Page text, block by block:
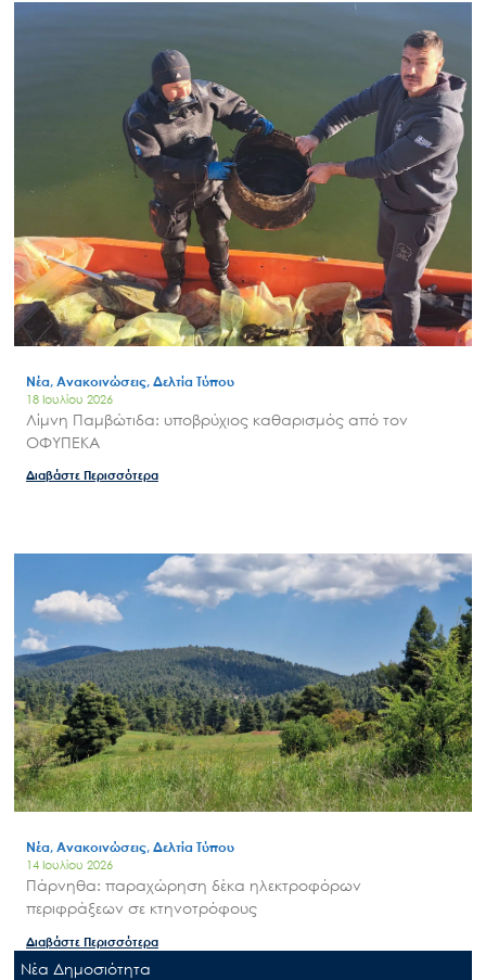
Νέα, Ανακοινώσεις, Δελτία Τύπου
18 Ιουλίου 2026
Λίμνη Παμβώτιδα: υποβρύχιος καθαρισμός από τον
ΟΦΥΠΕΚΑ
Διαβάστε Περισσότερα
Νέα, Ανακοινώσεις, Δελτία Τύπου
14 Ιουλίου 2026
Πάρνηθα: παραχώρηση δέκα ηλεκτροφόρων
περιφράξεων σε κτηνοτρόφους
Διαβάστε Περισσότερα
Nέα Δημοσιότητα